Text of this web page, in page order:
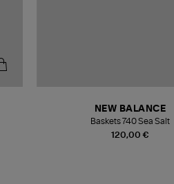
120,00 €
NEW BALANCE
Baskets 740 Sea Salt